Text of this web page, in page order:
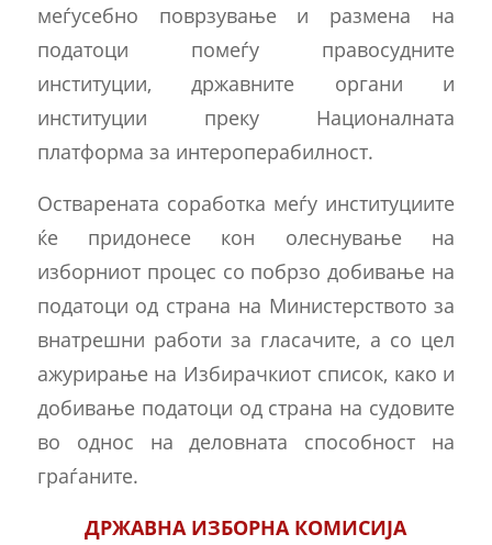
меѓусебно поврзување и размена на
податоци помеѓу правосудните
институции, државните органи и
институции преку Националната
платформа за интероперабилност.
Остварената соработка меѓу институциите
ќе придонесе кон олеснување на
изборниот процес со побрзо добивање на
податоци од страна на Министерството за
внатрешни работи за гласачите, а со цел
ажурирање на Избирачкиот список, како и
добивање податоци од страна на судовите
во однос на деловната способност на
граѓаните.
ДРЖАВНА ИЗБОРНА КОМИСИЈА